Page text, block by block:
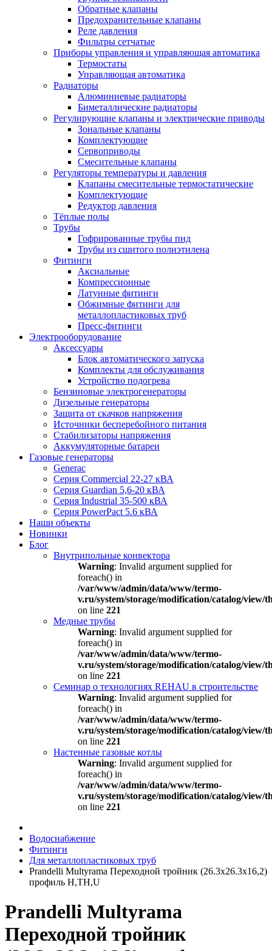
Обратные клапаны
Предохранительные клапаны
Реле давления
Фильтры сетчатые
Приборы управления и управляющая автоматика
Термостаты
Управляющая автоматика
Радиаторы
Алюминиевые радиаторы
Биметаллические радиаторы
Регулирующие клапаны и электрические приводы
Зональные клапаны
Комплектующие
Сервоприводы
Смесительные клапаны
Регуляторы температуры и давления
Клапаны смесительные термостатические
Комплектующие
Редуктор давления
Тёплые полы
Трубы
Гофрированные трубы пнд
Трубы из сшитого полиэтилена
Фитинги
Аксиальные
Компрессионные
Латунные фитинги
Обжимные фитинги для
металлопластиковых труб
Пресс-фитинги
Электрооборудование
Аксессуары
Блок автоматического запуска
Комплекты для обслуживания
Устройство подогрева
Бензиновые электрогенераторы
Дизельные генераторы
Защита от скачков напряжения
Источники бесперебойного питания
Стабилизаторы напряжения
Аккумуляторные батареи
Газовые генераторы
Generac
Серия Commercial 22-27 кВА
Серия Guardian 5,6-20 кВА
Серия Industrial 35-500 кВА
Серия PowerPact 5.6 кВА
Наши объекты
Новинки
Блог
Внутрипольные конвектора
Warning: Invalid argument supplied for
foreach() in
/var/www/admin/data/www/termo-
v.ru/system/storage/modification/catalog/view/
on line 221
Медные трубы
Warning: Invalid argument supplied for
foreach() in
/var/www/admin/data/www/termo-
v.ru/system/storage/modification/catalog/view/
on line 221
Семинар о технологиях REHAU в строительстве
Warning: Invalid argument supplied for
foreach() in
/var/www/admin/data/www/termo-
v.ru/system/storage/modification/catalog/view/
on line 221
Настенные газовые котлы
Warning: Invalid argument supplied for
foreach() in
/var/www/admin/data/www/termo-
v.ru/system/storage/modification/catalog/view/
on line 221
Водоснабжение
Фитинги
Для металлопластиковых труб
Prandelli Multyrama Переходной тройник (26.3х26.3х16,2)
профиль H,TH,U
Prandelli Multyrama
Переходной тройник